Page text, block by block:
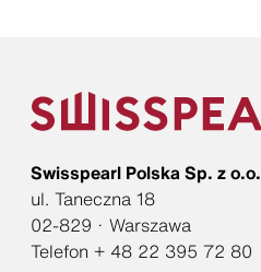
Swisspearl Polska Sp. z o.o.
ul. Taneczna 18
02-829 · Warszawa
Telefon + 48 22 395 72 80